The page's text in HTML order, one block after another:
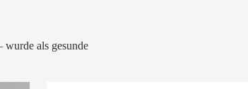
als gesunde